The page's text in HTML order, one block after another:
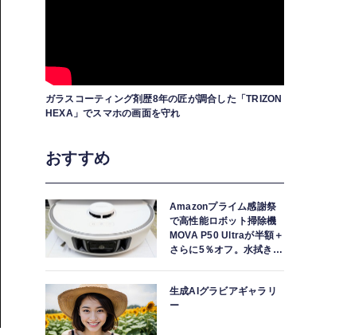
ガラスコーティング剤歴8年の匠が調合した「TRIZON
HEXA」でスマホの画面を守れ
おすすめ
Amazonプライム感謝祭
で高性能ロボット掃除機
MOVA P50 Ultraが半額＋
さらに5％オフ。水拭きモ
生成AIグラビアギャラリ
ー